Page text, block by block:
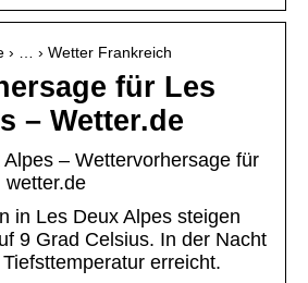
› … › Wetter Frankreich
für Les
– Wetter.de
– Wettervorhersage für
wetter.de
in Les Deux Alpes steigen
9 Grad Celsius. In der Nacht
erreicht.